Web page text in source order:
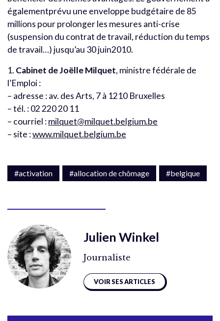
égalementprévu une enveloppe budgétaire de 85
millions pour prolonger les mesures anti-crise
(suspension du contrat de travail, réduction du temps
de travail…) jusqu’au 30 juin2010.
1. Cabinet de Joëlle Milquet, ministre fédérale de
l’Emploi :
– adresse : av. des Arts, 7 à 1210 Bruxelles
– tél. : 02 220 20 11
– courriel :milquet@milquet.belgium.be
– site :www.milquet.belgium.be
#activation #allocation de chômage #belgique
Julien Winkel
Journaliste
VOIR SES ARTICLES